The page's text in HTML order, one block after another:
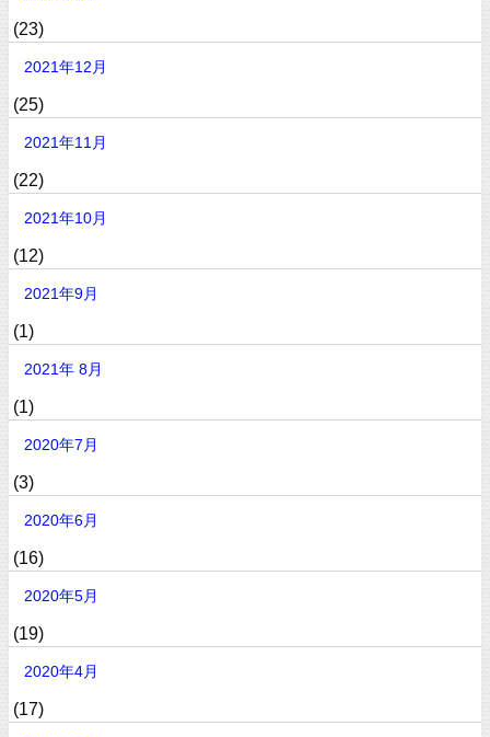
(23)
2021年12月
(25)
2021年11月
(22)
2021年10月
(12)
2021年9月
(1)
2021年 8月
(1)
2020年7月
(3)
2020年6月
(16)
2020年5月
(19)
2020年4月
(17)